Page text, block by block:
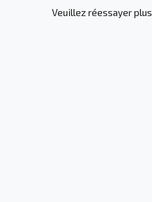
Veuillez réessayer plus